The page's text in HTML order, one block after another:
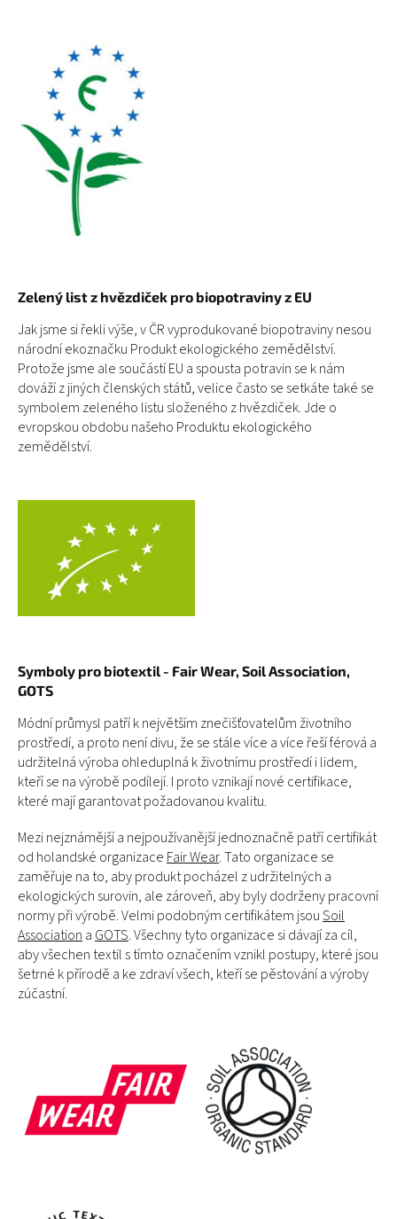
Zelený list z hvězdiček pro biopotraviny z EU
Jak jsme si řekli výše, v ČR vyprodukované biopotraviny nesou
národní ekoznačku Produkt ekologického zemědělství.
Protože jsme ale součástí EU a spousta potravin se k nám
dováží z jiných členských států, velice často se setkáte také se
symbolem zeleného listu složeného z hvězdiček. Jde o
evropskou obdobu našeho Produktu ekologického
zemědělství.
Symboly pro biotextil - Fair Wear, Soil Association,
GOTS
Módní průmysl patří k největším znečišťovatelům životního
prostředí, a proto není divu, že se stále více a více řeší férová a
udržitelná výroba ohleduplná k životnímu prostředí i lidem,
kteří se na výrobě podílejí. I proto vznikají nové certifikace,
které mají garantovat požadovanou kvalitu.
Mezi nejznámější a nejpoužívanější jednoznačně patří certifikát
od holandské organizace Fair Wear. Tato organizace se
zaměřuje na to, aby produkt pocházel z udržitelných a
ekologických surovin, ale zároveň, aby byly dodrženy pracovní
normy při výrobě. Velmi podobným certifikátem jsouSoil
Association a GOTS. Všechny tyto organizace si dávají za cíl,
aby všechen textil s tímto označením vznikl postupy, které jsou
šetrné k přírodě a ke zdraví všech, kteří se pěstování a výroby
zúčastní.